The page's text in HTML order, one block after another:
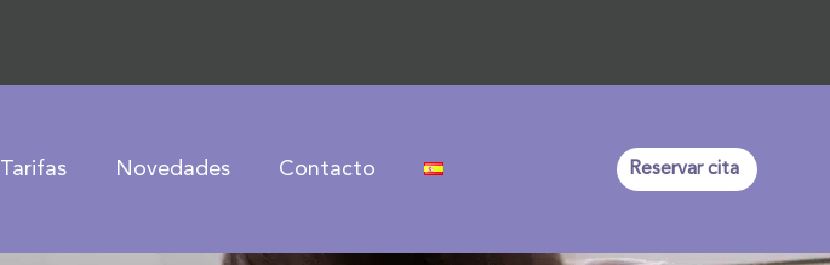
Tarifas Novedades Contacto Reservar cita